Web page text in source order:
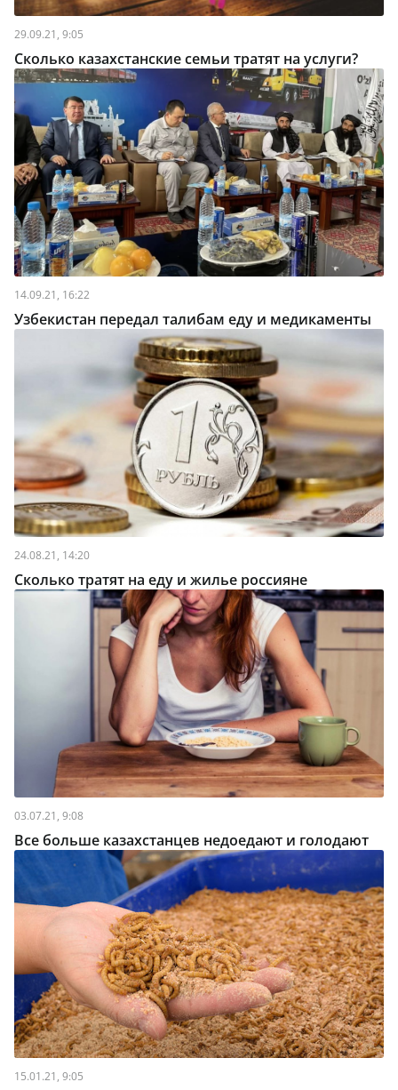
29.09.21, 9:05
Сколько казахстанские семьи тратят на услуги?
14.09.21, 16:22
Узбекистан передал талибам еду и медикаменты
24.08.21, 14:20
Сколько тратят на еду и жилье россияне
03.07.21, 9:08
Все больше казахстанцев недоедают и голодают
15.01.21, 9:05